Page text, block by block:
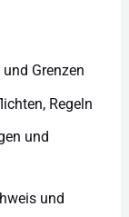
Grenzen
Regeln
und
und